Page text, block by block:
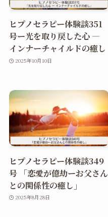
ヒプノセラピー体験談351
号ー光を取り戻した心 ―
インナーチャイルドの癒し
2025年10月10日
ヒプノセラピー体験談349
号 「恋愛が億劫ーお父さん
との関係性の癒し」
2025年8月28日